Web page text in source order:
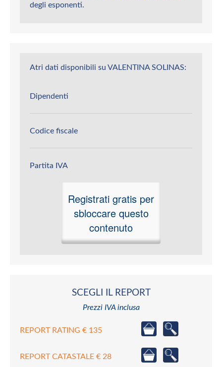
degli esponenti.
Atri dati disponibili su VALENTINA SOLINAS:
Dipendenti
Codice fiscale
Partita IVA
Registrati gratis per
sbloccare questo
contenuto
SCEGLI IL REPORT
Prezzi IVA inclusa
REPORT RATING € 135
REPORT CATASTALE € 28